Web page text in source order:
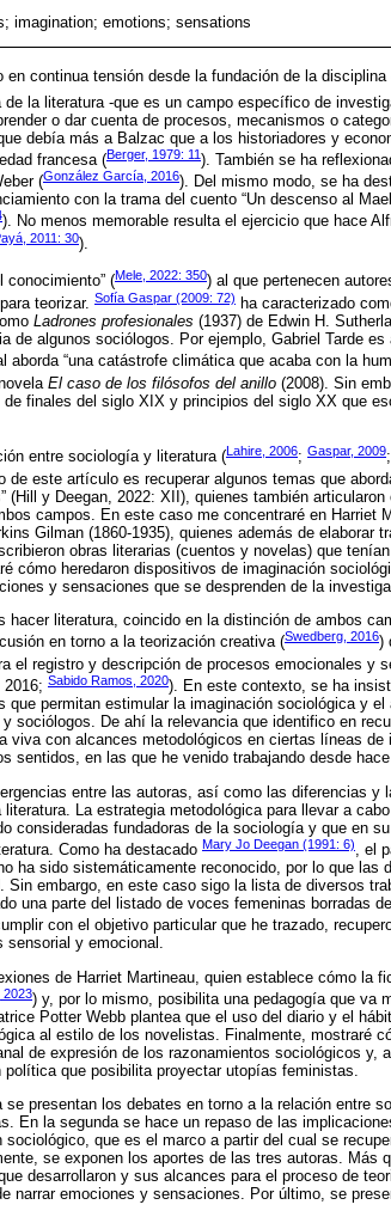
imagination; emotions; sensations
continua tensión desde la fundación de la disciplina
la literatura -que es un campo específico de
o dar cuenta de procesos, mecanismos o
debía más a Balzac que a los historiadores y
francesa (Berger, 1979: 11). También se ha
(González García, 2016). Del mismo modo, se ha
con la trama del cuento “Un descenso al
). No menos memorable resulta el ejercicio que hace
2011: 30).
conocimiento” (Mele, 2022: 350) al que pertenecen
teorizar. Sofía Gaspar (2009: 72) ha caracterizado
Ladrones profesionales (1937) de Edwin H.
de algunos sociólogos. Por ejemplo, Gabriel Tarde es
aborda “una catástrofe climática que acaba con la
El caso de los filósofos del anillo (2008). Sin
finales del siglo XIX y principios del siglo XX que
entre sociología y literatura ( Lahire, 2006; Gaspar, 2009;
de este artículo es recuperar algunos temas que
(Hill y Deegan, 2022: XII), quienes también articularon
campos. En este caso me concentraré en Harriet
Gilman (1860-1935), quienes además de elaborar
obras literarias (cuentos y novelas) que
cómo heredaron dispositivos de imaginación
y sensaciones que se desprenden de la
hacer literatura, coincido en la distinción de ambos
en torno a la teorización creativa (Swedberg, 2016)
el registro y descripción de procesos emocionales y
2016; Sabido Ramos, 2020). En este contexto, se ha
que permitan estimular la imaginación sociológica y
sociólogos. De ahí la relevancia que identifico en
viva con alcances metodológicos en ciertas líneas
sentidos, en las que he venido trabajando desde
entre las autoras, así como las diferencias y
La estrategia metodológica para llevar a
consideradas fundadoras de la sociología y que en
Como ha destacado Mary Jo Deegan (1991: 6)
, el
ha sido sistemáticamente reconocido, por lo que las
Sin embargo, en este caso sigo la lista de diversos
una parte del listado de voces femeninas borradas
con el objetivo particular que he trazado,
sensorial y emocional.
de Harriet Martineau, quien establece cómo la
2023) y, por lo mismo, posibilita una pedagogía que va
Potter Webb plantea que el uso del diario y el
al estilo de los novelistas. Finalmente, mostraré
de expresión de los razonamientos sociológicos y,
que posibilita proyectar utopías feministas.
presentan los debates en torno a la relación entre
En la segunda se hace un repaso de las
que es el marco a partir del cual se
se exponen los aportes de las tres autoras. Más
desarrollaron y sus alcances para el proceso de
narrar emociones y sensaciones. Por último, se